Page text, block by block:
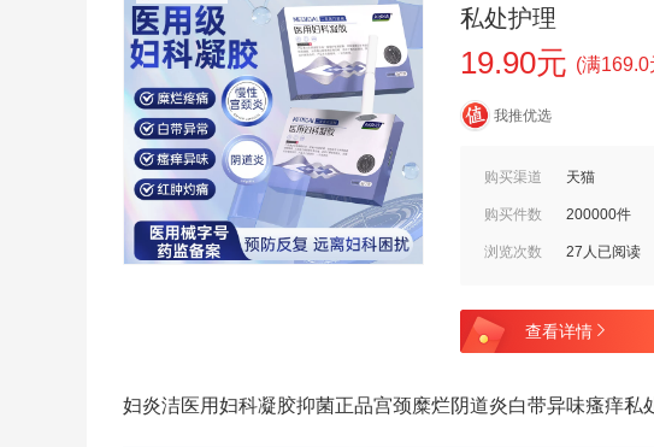
私处护理
19.90元 (满
我推优选
购买渠道 天猫
购买件数 200000件
浏览次数 27人已阅读
查看详情
妇炎洁医用妇科凝胶抑菌正品宫颈糜烂阴道炎白带异味瘙痒私